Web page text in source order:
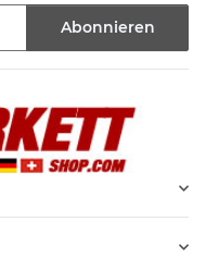
Abonnieren